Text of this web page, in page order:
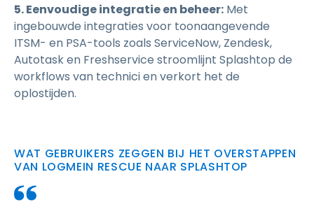
5. Eenvoudige integratie en beheer: Met
ingebouwde integraties voor toonaangevende
ITSM- en PSA-tools zoals ServiceNow, Zendesk,
Autotask en Freshservice stroomlijnt Splashtop de
workflows van technici en verkort het de
oplostijden.
WAT GEBRUIKERS ZEGGEN BIJ HET OVERSTAPPEN
VAN LOGMEIN RESCUE NAAR SPLASHTOP